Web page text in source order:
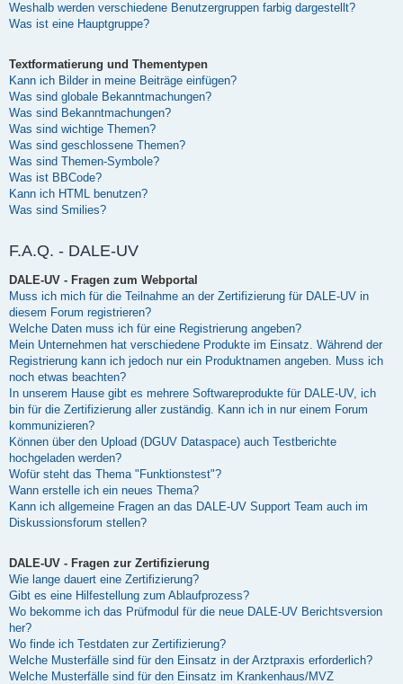
Weshalb werden verschiedene Benutzergruppen farbig dargestellt?
Was ist eine Hauptgruppe?
Textformatierung und Thementypen
Kann ich Bilder in meine Beiträge einfügen?
Was sind globale Bekanntmachungen?
Was sind Bekanntmachungen?
Was sind wichtige Themen?
Was sind geschlossene Themen?
Was sind Themen-Symbole?
Was ist BBCode?
Kann ich HTML benutzen?
Was sind Smilies?
F.A.Q. - DALE-UV
DALE-UV - Fragen zum Webportal
Muss ich mich für die Teilnahme an der Zertifizierung für DALE-UV in
diesem Forum registrieren?
Welche Daten muss ich für eine Registrierung angeben?
Mein Unternehmen hat verschiedene Produkte im Einsatz. Während der
Registrierung kann ich jedoch nur ein Produktnamen angeben. Muss ich
noch etwas beachten?
In unserem Hause gibt es mehrere Softwareprodukte für DALE-UV, ich
bin für die Zertifizierung aller zuständig. Kann ich in nur einem Forum
kommunizieren?
Können über den Upload (DGUV Dataspace) auch Testberichte
hochgeladen werden?
Wofür steht das Thema "Funktionstest"?
Wann erstelle ich ein neues Thema?
Kann ich allgemeine Fragen an das DALE-UV Support Team auch im
Diskussionsforum stellen?
DALE-UV - Fragen zur Zertifizierung
Wie lange dauert eine Zertifizierung?
Gibt es eine Hilfestellung zum Ablaufprozess?
Wo bekomme ich das Prüfmodul für die neue DALE-UV Berichtsversion
her?
Wo finde ich Testdaten zur Zertifizierung?
Welche Musterfälle sind für den Einsatz in der Arztpraxis erforderlich?
Welche Musterfälle sind für den Einsatz im Krankenhaus/MVZ